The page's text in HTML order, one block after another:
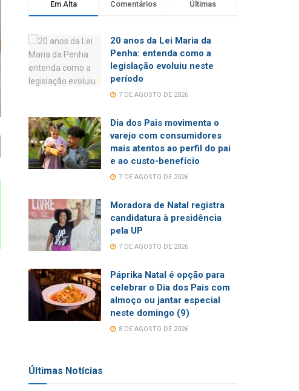
Em Alta Comentários Últimas
20 anos da Lei Maria da
Penha: entenda como a
legislação evoluiu neste
período
7 DE AGOSTO DE 2026
Dia dos Pais movimenta o
varejo com consumidores
mais atentos ao perfil do pai
e ao custo-benefício
7 DE AGOSTO DE 2026
Moradora de Natal registra
candidatura à presidência
pela UP
7 DE AGOSTO DE 2026
Páprika Natal é opção para
celebrar o Dia dos Pais com
almoço ou jantar especial
neste domingo (9)
8 DE AGOSTO DE 2026
Últimas Notícias